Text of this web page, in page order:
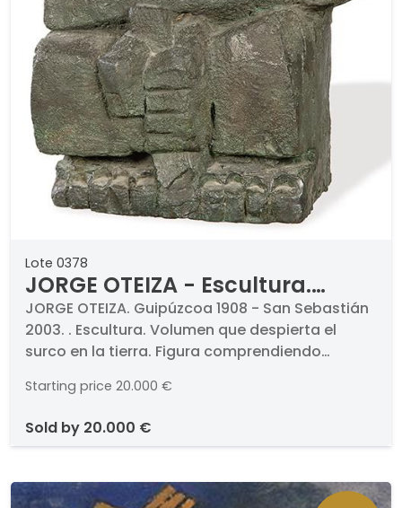
Lote 0378
JORGE OTEIZA - Escultura.
Volumen que despierta el surco
en la tierra. Figura
comprendiendo políticamente
JORGE OTEIZA. Guipúzcoa 1908 - San Sebastián
2003. . Escultura. Volumen que despierta el
surco en la tierra. Figura comprendiendo
Firmado. Ejemplar numerado 2 de 3. Medidas 42
"Jorge Oteiza. Catálogo Razonado de
2016, nº CRIO 1.2.06.002
Starting price 20.000 €
sold by 20.000 €